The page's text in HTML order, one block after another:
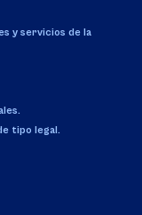
y servicios de la
tipo legal.